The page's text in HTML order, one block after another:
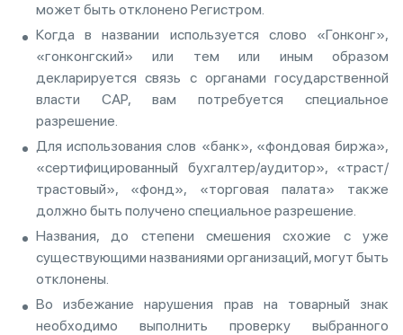
может быть отклонено Регистром.
Когда в названии используется слово «Гонконг»,
«гонконгский» или тем или иным образом
декларируется связь с органами государственной
власти САР, вам потребуется специальное
разрешение.
Для использования слов «банк», «фондовая биржа»,
«сертифицированный бухгалтер/аудитор», «траст/
трастовый», «фонд», «торговая палата» также
должно быть получено специальное разрешение.
Названия, до степени смешения схожие с уже
существующими названиями организаций, могут быть
отклонены.
Во избежание нарушения прав на товарный знак
необходимо выполнить проверку выбранного